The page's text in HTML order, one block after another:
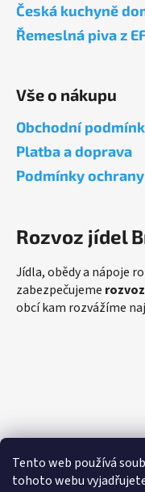
Tento web používá
tohoto webu
Česká kuchyně
Řemeslná piva z
Vše o nákupu
Obchodní
Platba a doprava
Podmínky
Rozvoz jídel
Jídla, obědy a nápoje
zabezpečujeme
obcí kam rozvážíme
Přijímáme